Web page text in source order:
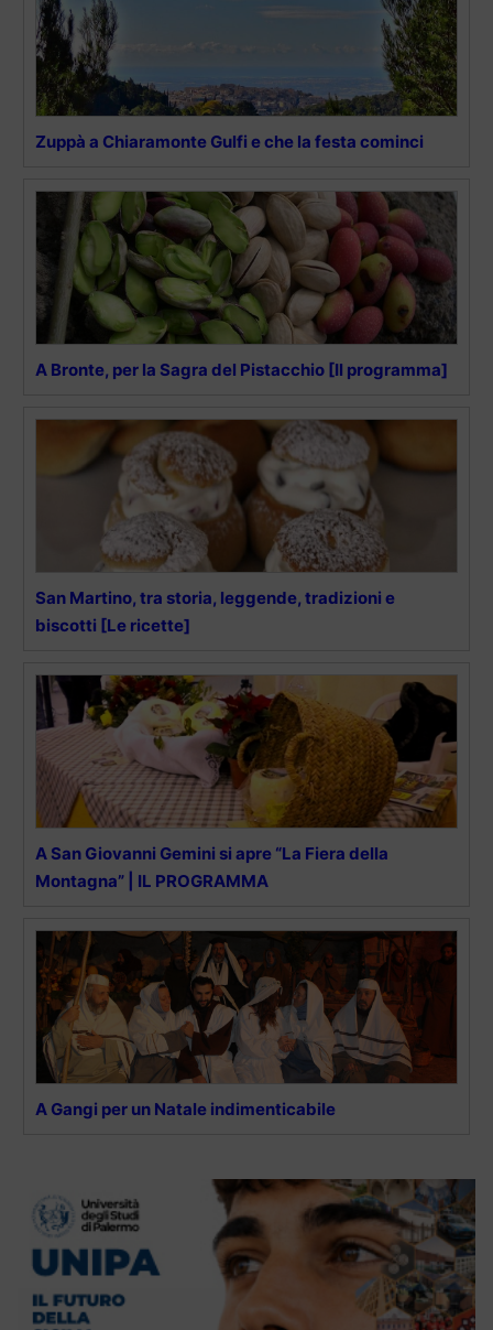
Zuppà a Chiaramonte Gulfi e che la festa cominci
A Bronte, per la Sagra del Pistacchio [Il programma]
San Martino, tra storia, leggende, tradizioni e
biscotti [Le ricette]
A San Giovanni Gemini si apre “La Fiera della
Montagna” | IL PROGRAMMA
A Gangi per un Natale indimenticabile